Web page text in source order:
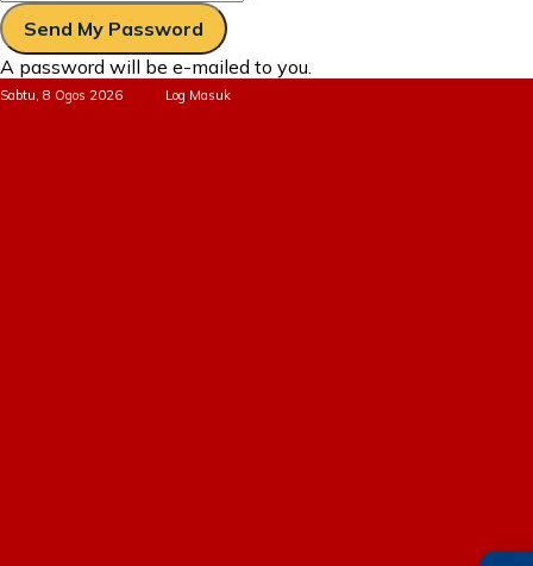
A password will be e-mailed to you.
Sabtu, 8 Ogos 2026 Log Masuk